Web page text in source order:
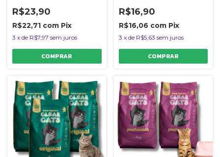
R$23,90
R$22,71 com Pix
3 x de R$7,97 sem juros
R$16,90
R$16,06 com Pix
3 x de R$5,63 sem juros